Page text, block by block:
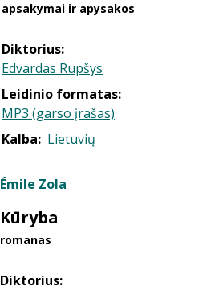
apsakymai ir apysakos
Diktorius:
Edvardas Rupšys
Leidinio formatas:
MP3 (garso įrašas)
Kalba: Lietuvių
Émile Zola
Kūryba
romanas
Diktorius: